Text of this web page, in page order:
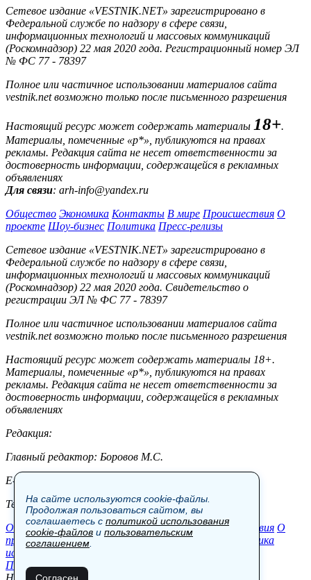
Сетевое издание «VESTNIK.NET» зарегистрировано в
Федеральной службе по надзору в сфере связи,
информационных технологий и массовых коммуникаций
(Роскомнадзор) 22 мая 2020 года. Регистрационный номер ЭЛ
№ ФС 77 - 78397
Полное или частичное использовании материалов сайта
vestnik.net возможно только после письменного разрешения
Настоящий ресурс может содержать материалы 18+.
Материалы, помеченные «р*», публикуются на правах
рекламы. Редакция сайта не несет ответственности за
достоверность информации, содержащейся в рекламных
объявлениях
Для связи: arh-info@yandex.ru
Общество Экономика Контакты В мире Происшествия О
проекте Шоу-бизнес Политика Пресс-релизы
Сетевое издание «VESTNIK.NET» зарегистрировано в
Федеральной службе по надзору в сфере связи,
информационных технологий и массовых коммуникаций
(Роскомнадзор) 22 мая 2020 года. Свидетельство о
регистрации ЭЛ № ФС 77 - 78397
Полное или частичное использовании материалов сайта
vestnik.net возможно только после письменного разрешения
Настоящий ресурс может содержать материалы 18+.
Материалы, помеченные «р*», публикуются на правах
рекламы. Редакция сайта не несет ответственности за
достоверность информации, содержащейся в рекламных
объявлениях
Редакция:
Главный редактор: Боровов М.С.
E-mail: site@vestnik.net, reb.msk@yandex.ru
Тел.: +7 (921) 720-00-97
Общество Экономика Контакты В мире Происшествия О
проекте Шоу-бизнес Политика Пресс-релизы
Политика
использования cookie-файлов
Пользовательское соглашение
Новости, аналитика, прогнозы и другие материалы,
На сайте используются cookie-файлы.
Продолжая пользоваться сайтом, вы
соглашаетесь с политикой использования
cookie-файлов и пользовательским
соглашением